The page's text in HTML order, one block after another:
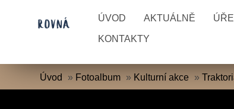
ÚVOD AKTUÁLNĚ
KONTAKTY
Úvod » Fotoalbum » Kulturní akce »